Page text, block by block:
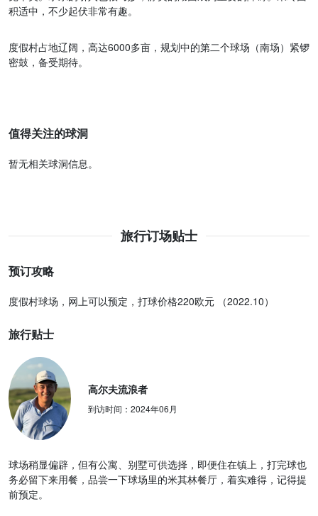
积适中，不少起伏非常有趣。
度假村占地辽阔，高达6000多亩，规划中的第二个球场（南场）紧锣
密鼓，备受期待。
值得关注的球洞
暂无相关球洞信息。
旅行订场贴士
预订攻略
度假村球场，网上可以预定，打球价格220欧元 （2022.10）
旅行贴士
高尔夫流浪者
到访时间： 2024年06月
球场稍显偏辟，但有公寓、别墅可供选择，即便住在镇上，打完球也
务必留下来用餐，品尝一下球场里的米其林餐厅，着实难得，记得提
前预定。